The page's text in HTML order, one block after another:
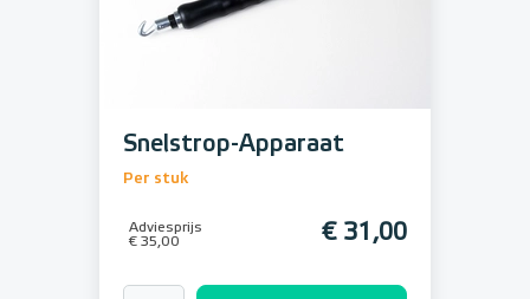
Snelstrop-Apparaat
Per stuk
Adviesprijs
€ 35,00
€ 31,00